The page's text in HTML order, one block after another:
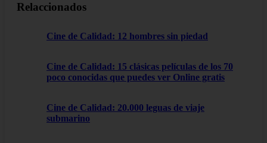
Relaccionados
Cine de Calidad: 12 hombres sin piedad
Cine de Calidad: 15 clásicas películas de los 70
poco conocidas que puedes ver Online gratis
Cine de Calidad: 20.000 leguas de viaje
submarino